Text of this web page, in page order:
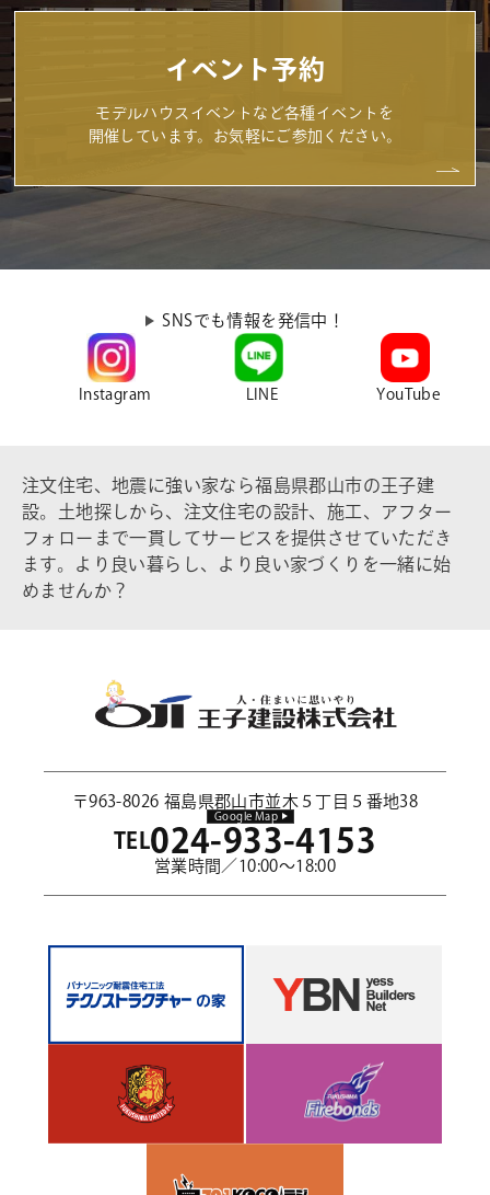
イベント予約
モデルハウスイベントなど各種イベントを
開催しています。お気軽にご参加ください。
SNSでも情報を発信中！
Instagram LINE YouTube
注文住宅、地震に強い家なら福島県郡山市の王子建
設。土地探しから、注文住宅の設計、施工、アフター
フォローまで一貫してサービスを提供させていただき
ます。より良い暮らし、より良い家づくりを一緒に始
めませんか？
〒963-8026 福島県郡山市並木５丁目５番地38
Google Map
TEL024-933-4153
営業時間／10:00～18:00